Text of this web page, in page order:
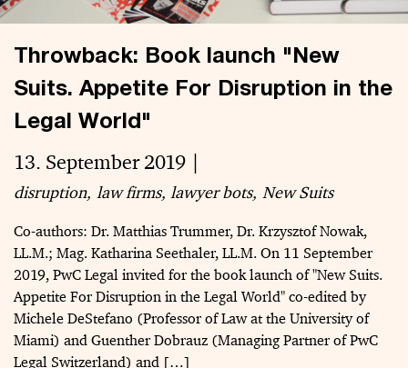
Throwback: Book launch "New
Suits. Appetite For Disruption in the
Legal World"
13. September 2019
disruption law firms lawyer bots New Suits
Co-authors: Dr. Matthias Trummer, Dr. Krzysztof Nowak,
LL.M.; Mag. Katharina Seethaler, LL.M. On 11 September
2019, PwC Legal invited for the book launch of "New Suits.
Appetite For Disruption in the Legal World" co-edited by
Michele DeStefano (Professor of Law at the University of
Miami) and Guenther Dobrauz (Managing Partner of PwC
Legal Switzerland) and […]